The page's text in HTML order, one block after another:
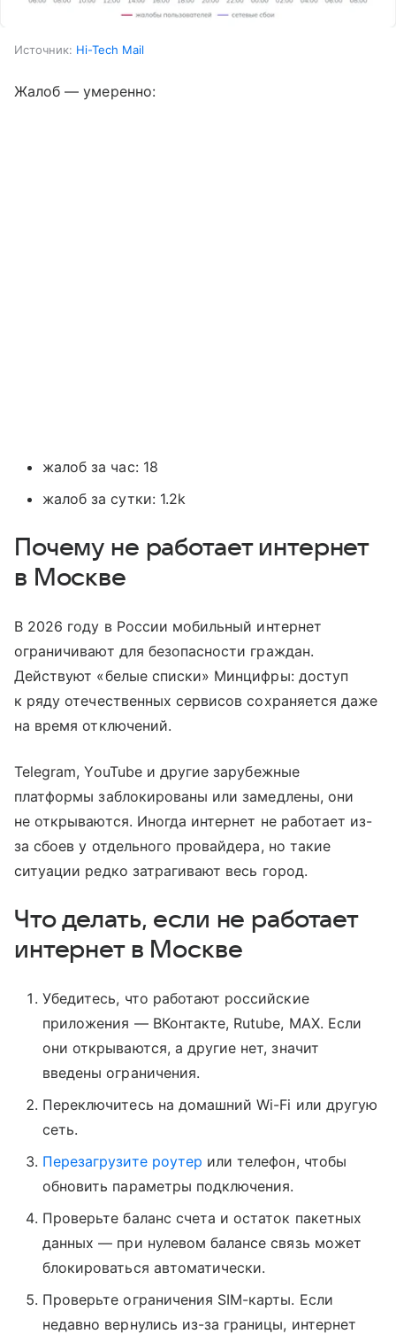
Источник: Hi-Tech Mail
Жалоб — умеренно:
жалоб за час: 18
жалоб за сутки: 1.2k
Почему не работает интернет
в Москве
В 2026 году в России мобильный интернет
ограничивают для безопасности граждан.
Действуют «белые списки» Минцифры: доступ
к ряду отечественных сервисов сохраняется даже
на время отключений.
Telegram, YouTube и другие зарубежные
платформы заблокированы или замедлены, они
не открываются. Иногда интернет не работает из-
за сбоев у отдельного провайдера, но такие
ситуации редко затрагивают весь город.
Что делать, если не работает
интернет в Москве
Убедитесь, что работают российские
приложения — ВКонтакте, Rutube, MAX. Если
они открываются, а другие нет, значит
введены ограничения.
Переключитесь на домашний Wi-Fi или другую
сеть.
Перезагрузите роутер или телефон, чтобы
обновить параметры подключения.
Проверьте баланс счета и остаток пакетных
данных — при нулевом балансе связь может
блокироваться автоматически.
Проверьте ограничения SIM-карты. Если
недавно вернулись из-за границы, интернет